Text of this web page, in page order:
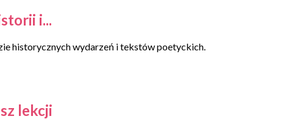
i...
historycznych wydarzeń i tekstów poetyckich.
lekcji